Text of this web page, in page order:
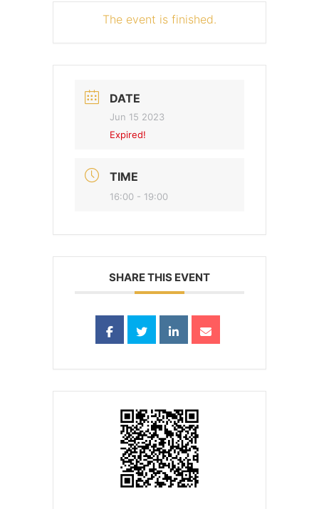
The event is finished.
DATE
Jun 15 2023
Expired!
TIME
16:00 - 19:00
SHARE THIS EVENT